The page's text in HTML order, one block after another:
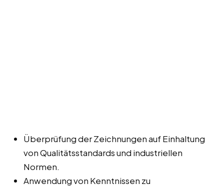
Überprüfung der Zeichnungen auf Einhaltung
von Qualitätsstandards und industriellen
Normen.
Anwendung von Kenntnissen zu